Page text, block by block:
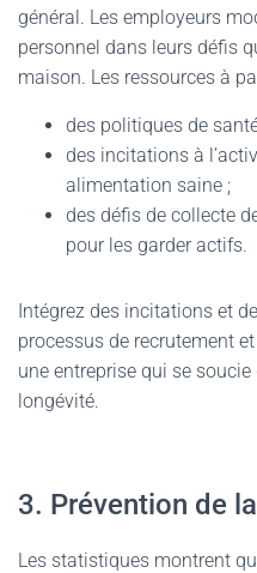
général. Les employeurs
personnel dans leurs défis
maison. Les ressources à
des politiques de
des incitations à
alimentation saine ;
des défis de collecte
pour les garder actifs.
Intégrez des incitations et
processus de recrutement
une entreprise qui se
longévité.
3. Prévention de
Les statistiques montrent